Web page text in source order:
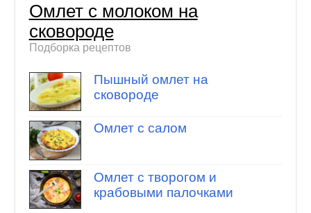
Омлет с молоком на
сковороде
Подборка рецептов
Пышный омлет на
сковороде
Омлет с салом
Омлет с творогом и
крабовыми палочками